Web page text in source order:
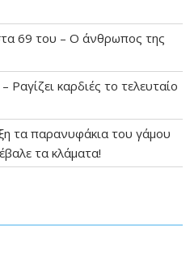
69 του – Ο άνθρωπος της
καρδιές το τελευταίο
τα παρανυφάκια του γάμου
τα κλάματα!